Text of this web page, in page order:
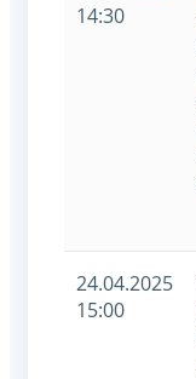
14:30
24.04.2025
15:00